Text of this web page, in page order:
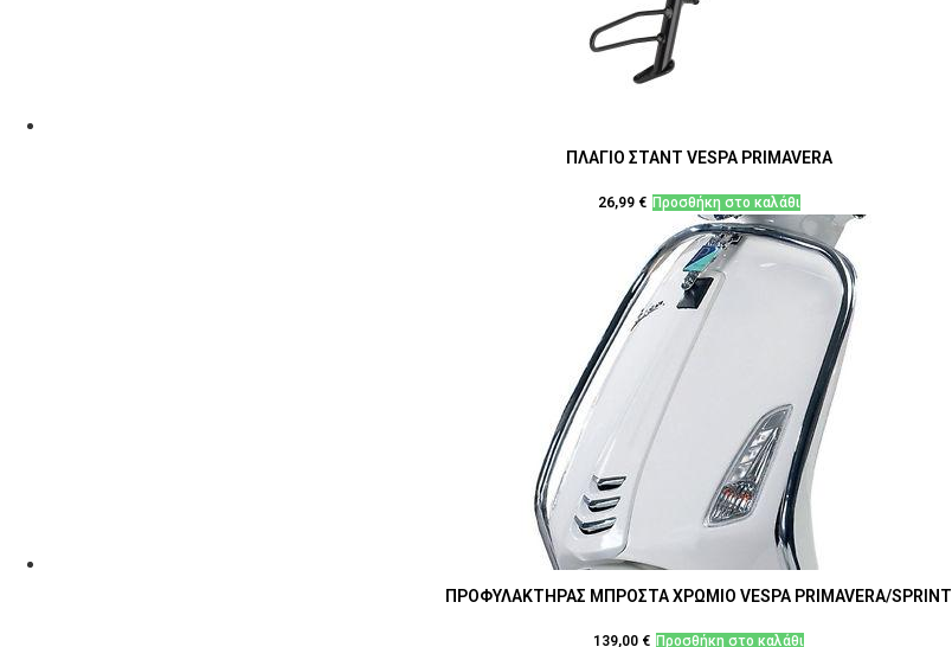
ΠΛΑΓΙΟ ΣΤΑΝΤ VESPA PRIMAVERA
26,99 € Προσθήκη στο καλάθι
ΠΡΟΦΥΛΑΚΤΗΡΑΣ ΜΠΡΟΣΤΑ ΧΡΩΜΙΟ VESPA PRIMAVERA/SPRINT
139,00 € Προσθήκη στο καλάθι